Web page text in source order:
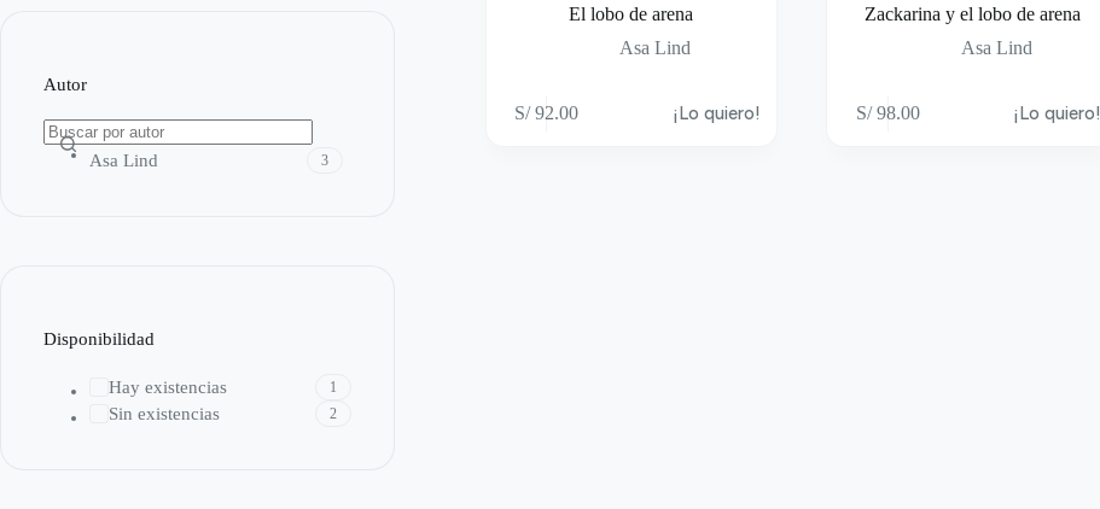
El lobo de arena
Asa Lind
S/92.00 ¡Lo quiero!
Zackarina y el lobo de arena
Asa Lind
S/98.00 ¡Lo quiero!
Autor
Asa Lind 3
Disponibilidad
Hay existencias 1
Sin existencias 2